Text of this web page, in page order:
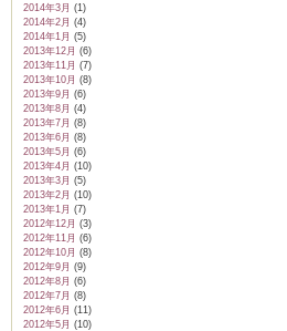
2014年3月 (1)
2014年2月 (4)
2014年1月 (5)
2013年12月 (6)
2013年11月 (7)
2013年10月 (8)
2013年9月 (6)
2013年8月 (4)
2013年7月 (8)
2013年6月 (8)
2013年5月 (6)
2013年4月 (10)
2013年3月 (5)
2013年2月 (10)
2013年1月 (7)
2012年12月 (3)
2012年11月 (6)
2012年10月 (8)
2012年9月 (9)
2012年8月 (6)
2012年7月 (8)
2012年6月 (11)
2012年5月 (10)